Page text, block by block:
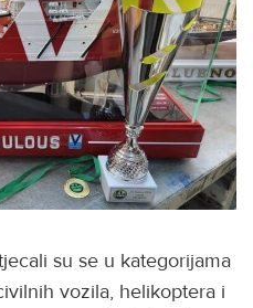
su se u kategorijama
vozila, helikoptera i